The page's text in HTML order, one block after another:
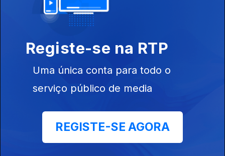
Running Away from Dinosaurs
Sulah Jordan
Helen Nkume and Her Young Timers Band
Registe-se na RTP
Uma única conta para todo o
serviço público de media
REGISTE-SE AGORA